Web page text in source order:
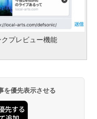
クプレビュー機能
を優先表示させる